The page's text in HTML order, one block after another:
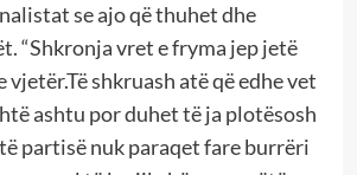
se ajo që thuhet dhe
“Shkronja vret e fryma jep jetë
vjetër.Të shkruash atë që edhe vet
ashtu por duhet të ja plotësosh
partisë nuk paraqet fare burrëri